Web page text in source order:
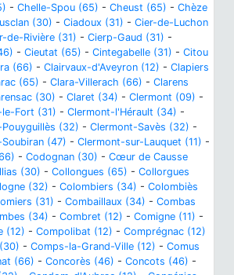
- Chelle-Spou (65) - Cheust (65) - Chèze
(30) - Ciadoux (31) - Cier-de-Luchon
de-Rivière (31) - Cierp-Gaud (31) -
- Cieutat (65) - Cintegabelle (31) - Citou
(66) - Clairvaux-d'Aveyron (12) - Clapiers
(65) - Clara-Villerach (66) - Clarens
(30) - Claret (34) - Clermont (09) -
Fort (31) - Clermont-l'Hérault (34) -
(32) - Clermont-Savès (32) -
(47) - Clermont-sur-Lauquet (11) -
- Codognan (30) - Cœur de Causse
(30) - Collongues (65) - Collorgues
(32) - Colombiers (34) - Colombiès
(31) - Combaillaux (34) - Combas
(34) - Combret (12) - Comigne (11) -
(12) - Compolibat (12) - Comprégnac (12)
- Comps-la-Grand-Ville (12) - Comus
(66) - Concorès (46) - Concots (46) -